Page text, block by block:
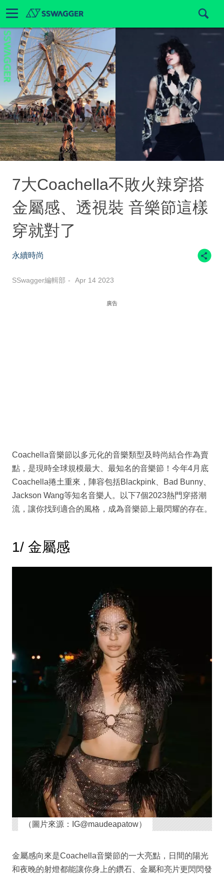
7大Coachella不敗火辣穿搭
金屬感、透視裝 音樂節這樣
穿就對了
永續時尚
SSwagger編輯部 Apr 14 2023
廣告
Coachella音樂節以多元化的音樂類型及時尚結合作為賣
點，是現時全球規模最大、最知名的音樂節！今年4月底
Coachella捲土重來，陣容包括Blackpink、Bad Bunny、
Jackson Wang等知名音樂人。以下7個2023熱門穿搭潮
流，讓你找到適合的風格，成為音樂節上最閃耀的存在。
1/ 金屬感
（圖片來源：IG@maudeapatow）
金屬感向來是Coachella音樂節的一大亮點，日間的陽光
和夜晚的射燈都能讓你身上的鑽石、金屬和亮片更閃閃發